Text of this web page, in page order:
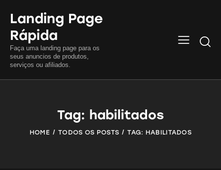
Landing Page
Rápida
Faça uma landing page para os
seus anuncios de produtos,
serviços ou afiliados.
Tag: habilitados
HOME TODOS OS POSTS TAG: HABILITADOS